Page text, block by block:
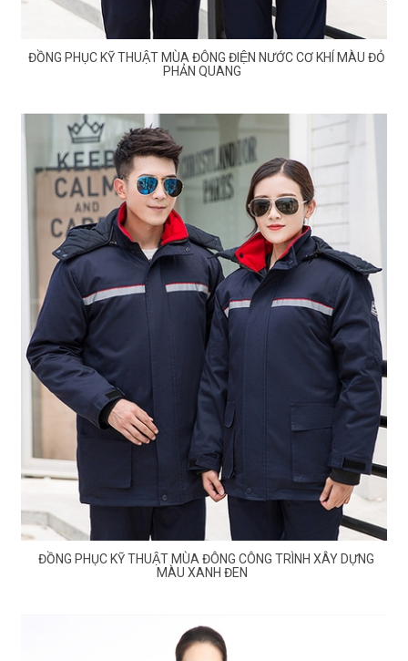
ĐỒNG PHỤC KỸ THUẬT MÙA ĐÔNG ĐIỆN NƯỚC CƠ KHÍ MÀU ĐỎ
PHẢN QUANG
ĐỒNG PHỤC KỸ THUẬT MÙA ĐÔNG CÔNG TRÌNH XÂY DỰNG
MÀU XANH ĐEN